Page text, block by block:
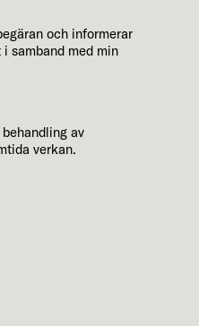
och informerar
samband med min
av
verkan.